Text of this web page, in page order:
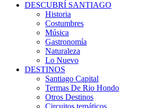
DESCUBRÍ SANTIAGO
Historia
Costumbres
Música
Gastronomía
Naturaleza
Lo Nuevo
DESTINOS
Santiago Capital
Termas De Rio Hondo
Otros Destinos
Circuitos temáticos